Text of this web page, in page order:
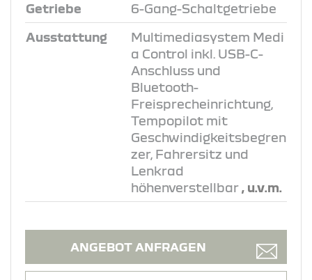
Getriebe 6-Gang-Schaltgetriebe
Ausstattung
Multimediasystem Medi
a Control inkl. USB-C-
Anschluss und
Bluetooth-
Freisprecheinrichtung,
Tempopilot mit
Geschwindigkeitsbegren
zer, Fahrersitz und
Lenkrad
höhenverstellbar , u.v.m.
ANGEBOT ANFRAGEN